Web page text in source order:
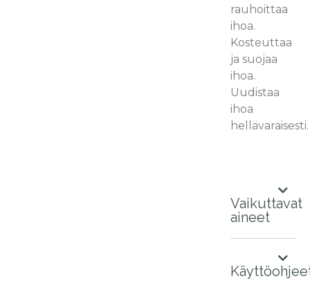
rauhoittaa
ihoa.
Kosteuttaa
ja suojaa
ihoa.
Uudistaa
ihoa
hellävaraisesti.
Vaikuttavat
aineet